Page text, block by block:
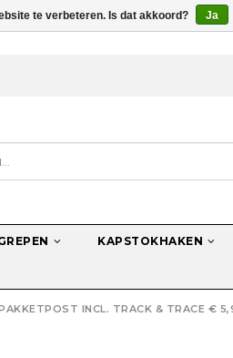
KAPSTOKHAKEN
INCL. TRACK & TRACE €
te verbeteren. Is dat akkoord? Ja